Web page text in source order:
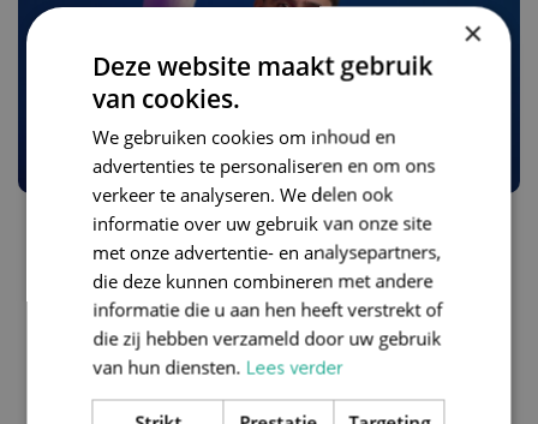
" Jezelf blijven én
bijdragen aan de
bedrijfsdoelen "
×
Deze website maakt gebruik
van cookies.
We gebruiken cookies om inhoud en
advertenties te personaliseren en om ons
verkeer te analyseren. We delen ook
informatie over uw gebruik van onze site
met onze advertentie- en analysepartners,
die deze kunnen combineren met andere
informatie die u aan hen heeft verstrekt of
die zij hebben verzameld door uw gebruik
van hun diensten. Lees verder